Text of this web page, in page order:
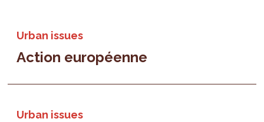
Urban issues
Action européenne
Urban issues